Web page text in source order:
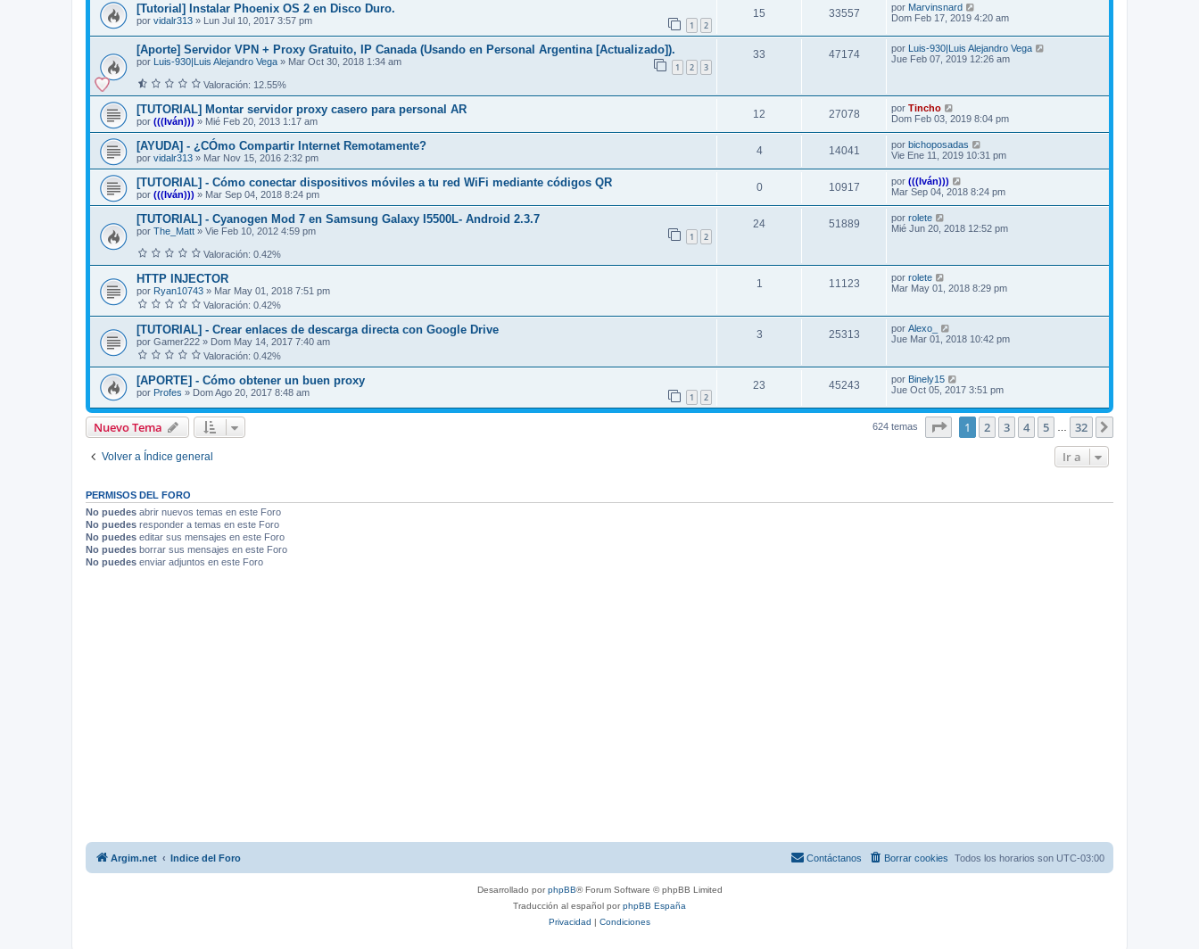
[Tutorial] Instalar Phoenix OS 2 en Disco Duro.
por vidalr313 » Lun Jul 10, 2017 3:57 pm 1 2
15 33557 por Marvinsnard
Dom Feb 17, 2019 4:20 am
[Aporte] Servidor VPN + Proxy Gratuito, IP Canada (Usando en Personal Argentina [Actualizado]).
por Luis-930|Luis Alejandro Vega » Mar Oct 30, 2018 1:34 am 1 2 3
Valoración: 12.55%
33 47174 por
Luis-930|Luis Alejandro Vega
Jue Feb 07, 2019 12:26 am
[TUTORIAL] Montar servidor proxy casero para personal AR
por (((Iván))) » Mié Feb 20, 2013 1:17 am
12 27078 por Tincho
Dom Feb 03, 2019 8:04 pm
[AYUDA] - ¿CÓmo Compartir Internet Remotamente?
por vidalr313 » Mar Nov 15, 2016 2:32 pm
4 14041 por bichoposadas
Vie Ene 11, 2019 10:31 pm
[TUTORIAL] - Cómo conectar dispositivos móviles a tu red WiFi mediante códigos QR
por (((Iván))) » Mar Sep 04, 2018 8:24 pm
0 10917 por (((Iván)))
Mar Sep 04, 2018 8:24 pm
[TUTORIAL] - Cyanogen Mod 7 en Samsung Galaxy I5500L- Android 2.3.7
por The_Matt » Vie Feb 10, 2012 4:59 pm 1 2
Valoración: 0.42%
24 51889 por rolete
Mié Jun 20, 2018 12:52 pm
HTTP INJECTOR
por Ryan10743 » Mar May 01, 2018 7:51 pm
Valoración: 0.42%
1 11123 por rolete
Mar May 01, 2018 8:29 pm
[TUTORIAL] - Crear enlaces de descarga directa con Google Drive
por Gamer222 » Dom May 14, 2017 7:40 am
Valoración: 0.42%
3 25313 por Alexo_
Jue Mar 01, 2018 10:42 pm
[APORTE] - Cómo obtener un buen proxy
por Profes » Dom Ago 20, 2017 8:48 am 1 2
23 45243 por Binely15
Jue Oct 05, 2017 3:51 pm
Nuevo Tema 624 temas Página1 de 32
1 2 3 4 5 32
Volver a Índice general Ir a
PERMISOS DEL FORO
No puedes abrir nuevos temas en este Foro
No puedes responder a temas en este Foro
No puedes editar sus mensajes en este Foro
No puedes borrar sus mensajes en este Foro
No puedes enviar adjuntos en este Foro
Argim.net Indice del Foro Todos los horarios son UTC-03:00
Borrar cookies
Contáctanos
Desarrollado porphpBB® Forum Software © phpBB Limited
Traducción al español porphpBB España
Privacidad | Condiciones